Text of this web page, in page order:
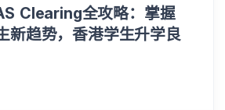
Clearing全攻略：掌握
新趋势，香港学生升学良